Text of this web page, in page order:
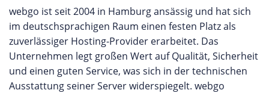
webgo ist seit 2004 in Hamburg ansässig und hat sich
im deutschsprachigen Raum einen festen Platz als
zuverlässiger Hosting-Provider erarbeitet. Das
Unternehmen legt großen Wert auf Qualität, Sicherheit
und einen guten Service, was sich in der technischen
Ausstattung seiner Server widerspiegelt. webgo